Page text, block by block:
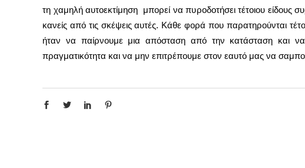
τη χαμηλή αυτοεκτίμηση μπορεί να πυροδοτήσει τέτοιου είδους
κανείς από τις σκέψεις αυτές. Κάθε φορά που παρατηρούνται
ήταν να παίρνουμε μια απόσταση από την κατάσταση και
πραγματικότητα και να μην επιτρέπουμε στον εαυτό μας να